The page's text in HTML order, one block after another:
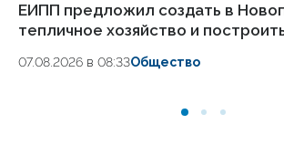
ЕИПП предложил создать в
тепличное хозяйство и
07.08.2026 в 08:33Общество